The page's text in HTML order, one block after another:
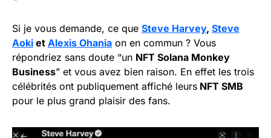
Si je vous demande, ce que Steve Harvey, Steve
Aoki et Alexis Ohania on en commun ? Vous
répondriez sans doute “un NFT Solana Monkey
Business” et vous avez bien raison. En effet les trois
célébrités ont publiquement affiché leurs NFT SMB
pour le plus grand plaisir des fans.